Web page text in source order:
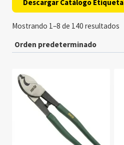
Descargar Catálogo Etiqueta
Mostrando 1–8 de 140 resultados